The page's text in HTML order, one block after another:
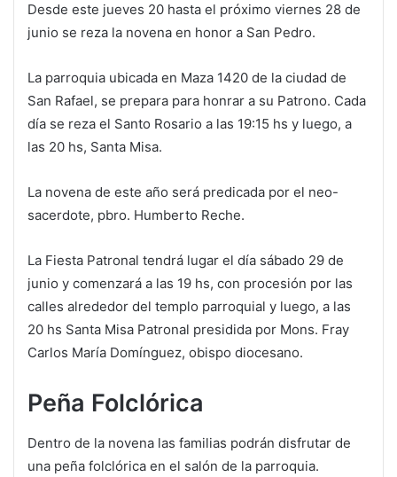
Desde este jueves 20 hasta el próximo viernes 28 de
junio se reza la novena en honor a San Pedro.
La parroquia ubicada en Maza 1420 de la ciudad de
San Rafael, se prepara para honrar a su Patrono. Cada
día se reza el Santo Rosario a las 19:15 hs y luego, a
las 20 hs, Santa Misa.
La novena de este año será predicada por el neo-
sacerdote, pbro. Humberto Reche.
La Fiesta Patronal tendrá lugar el día sábado 29 de
junio y comenzará a las 19 hs, con procesión por las
calles alrededor del templo parroquial y luego, a las
20 hs Santa Misa Patronal presidida por Mons. Fray
Carlos María Domínguez, obispo diocesano.
Peña Folclórica
Dentro de la novena las familias podrán disfrutar de
una peña folclórica en el salón de la parroquia.